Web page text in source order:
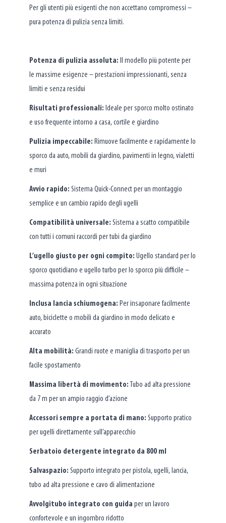
Per gli utenti più esigenti che non accettano compromessi –
pura potenza di pulizia senza limiti.
Potenza di pulizia assoluta: Il modello più potente per
le massime esigenze – prestazioni impressionanti, senza
limiti e senza residui
Risultati professionali: Ideale per sporco molto ostinato
e uso frequente intorno a casa, cortile e giardino
Pulizia impeccabile: Rimuove facilmente e rapidamente lo
sporco da auto, mobili da giardino, pavimenti in legno, vialetti
e muri
Avvio rapido: Sistema Quick-Connect per un montaggio
semplice e un cambio rapido degli ugelli
Compatibilità universale: Sistema a scatto compatibile
con tutti i comuni raccordi per tubi da giardino
L’ugello giusto per ogni compito: Ugello standard per lo
sporco quotidiano e ugello turbo per lo sporco più difficile –
massima potenza in ogni situazione
Inclusa lancia schiumogena: Per insaponare facilmente
auto, biciclette o mobili da giardino in modo delicato e
accurato
Alta mobilità: Grandi ruote e maniglia di trasporto per un
facile spostamento
Massima libertà di movimento: Tubo ad alta pressione
da 7 m per un ampio raggio d’azione
Accessori sempre a portata di mano: Supporto pratico
per ugelli direttamente sull’apparecchio
Serbatoio detergente integrato da 800 ml
Salvaspazio: Supporto integrato per pistola, ugelli, lancia,
tubo ad alta pressione e cavo di alimentazione
Avvolgitubo integrato con guida per un lavoro
confortevole e un ingombro ridotto